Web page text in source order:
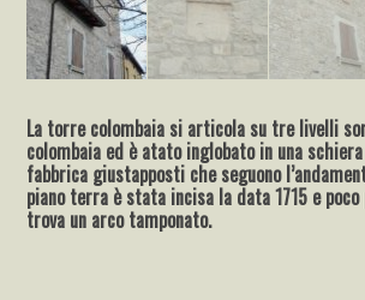
La torre colombaia si articola su tre livelli
colombaia ed è atato inglobato in una
fabbrica giustapposti che seguono
piano terra è stata incisa la data 1715 e
trova un arco tamponato.